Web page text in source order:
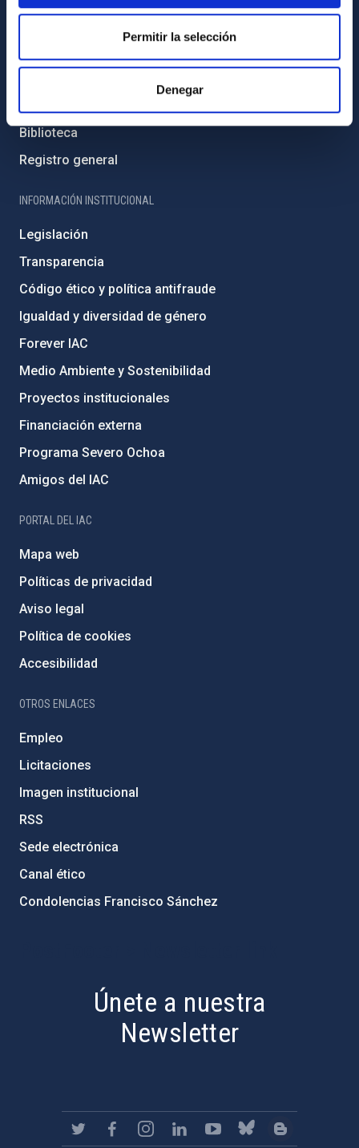
Permitir la selección
Denegar
INFORMACIÓN GENERAL
Biblioteca
Registro general
INFORMACIÓN INSTITUCIONAL
Legislación
Transparencia
Código ético y política antifraude
Igualdad y diversidad de género
Forever IAC
Medio Ambiente y Sostenibilidad
Proyectos institucionales
Financiación externa
Programa Severo Ochoa
Amigos del IAC
PORTAL DEL IAC
Mapa web
Políticas de privacidad
Aviso legal
Política de cookies
Accesibilidad
OTROS ENLACES
Empleo
Licitaciones
Imagen institucional
RSS
Sede electrónica
Canal ético
Condolencias Francisco Sánchez
Únete a nuestra
Newsletter